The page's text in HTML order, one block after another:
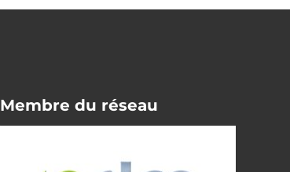
Membre du réseau